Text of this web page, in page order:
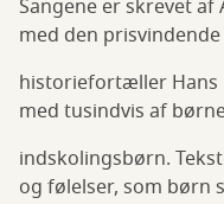
Sangene er skrevet
med den prisvindende
historiefortæller Hans
med tusindvis af
indskolingsbørn.
og følelser, som børn